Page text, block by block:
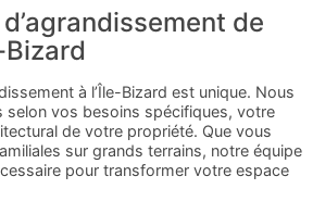
de
Bizard
à l’Île-Bizard est unique. Nous
selon vos besoins spécifiques, votre
de votre propriété. Que vous
sur grands terrains, notre équipe
pour transformer votre espace